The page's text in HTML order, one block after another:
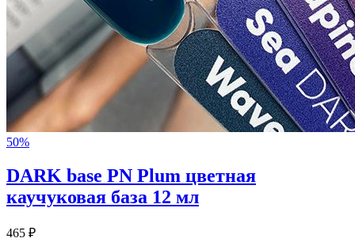
50%
DARK base PN Plum цветная
каучуковая база 12 мл
465 ₽